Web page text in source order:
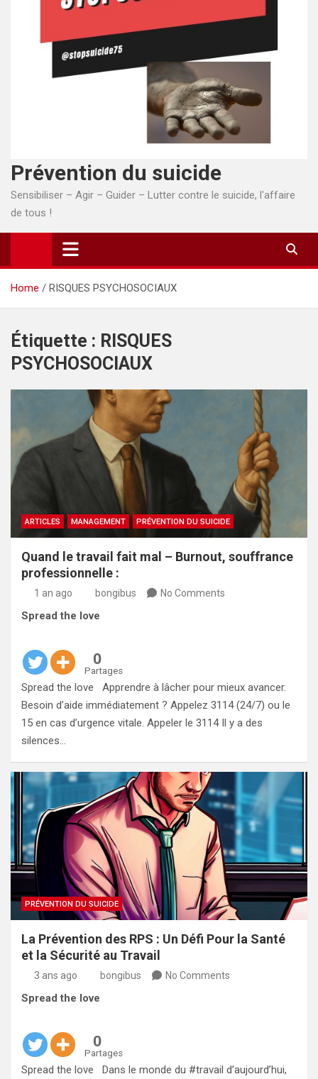
Prévention du suicide
Sensibiliser – Agir – Guider – Lutter contre le suicide, l'affaire
de tous !
Home RISQUES PSYCHOSOCIAUX
Étiquette : RISQUES
PSYCHOSOCIAUX
ARTICLES MANAGEMENT PRÉVENTION DU SUICIDE
Quand le travail fait mal – Burnout, souffrance
professionnelle :
1 an ago bongibus No Comments
Spread the love
0
Partages
Spread the love Apprendre à lâcher pour mieux avancer.
Besoin d’aide immédiatement ? Appelez 3114 (24/7) ou le
15 en cas d’urgence vitale. Appeler le 3114 Il y a des
silences…
PRÉVENTION DU SUICIDE
La Prévention des RPS : Un Défi Pour la Santé
et la Sécurité au Travail
3 ans ago bongibus No Comments
Spread the love
0
Partages
Spread the love Dans le monde du #travail d’aujourd’hui,